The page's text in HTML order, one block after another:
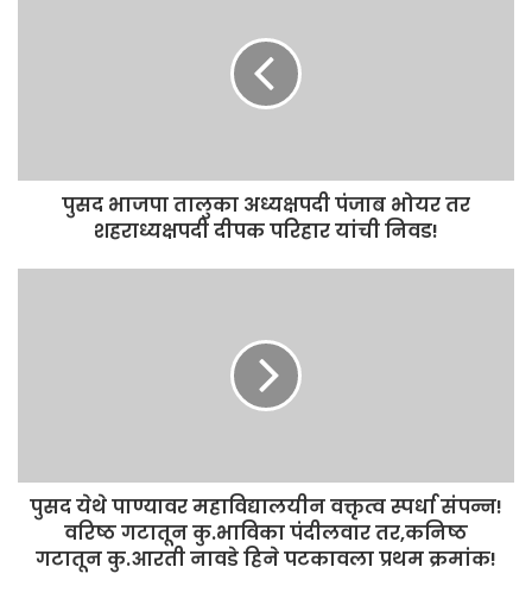
पुसद भाजपा तालुका अध्यक्षपदी पंजाब भोयर तर
शहराध्यक्षपदी दीपक परिहार यांची निवड!
पुसद येथे पाण्यावर महाविद्यालयीन वक्तृत्व स्पर्धा संपन्न!
वरिष्ठ गटातून कु.भाविका पंदीलवार तर,कनिष्ठ
गटातून कु.आरती नावडे हिने पटकावला प्रथम क्रमांक!